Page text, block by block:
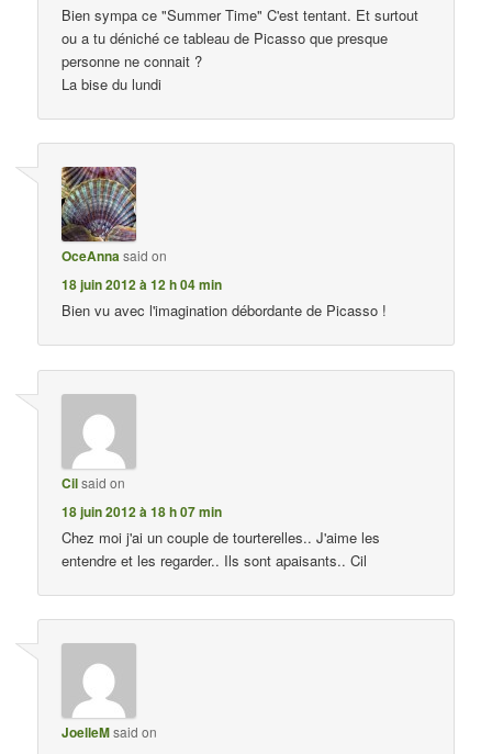
Bien sympa ce "Summer Time" C'est tentant. Et surtout
ou a tu déniché ce tableau de Picasso que presque
personne ne connait ?
La bise du lundi
OceAnnasaid on
18 juin 2012 à 12 h 04 min
Bien vu avec l'imagination débordante de Picasso !
Cilsaid on
18 juin 2012 à 18 h 07 min
Chez moi j'ai un couple de tourterelles.. J'aime les
entendre et les regarder.. Ils sont apaisants.. Cil
JoelleMsaid on